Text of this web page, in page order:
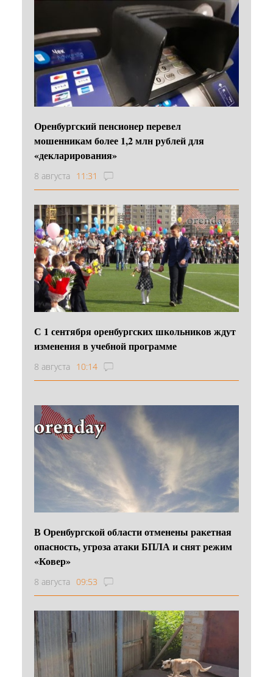
Оренбургский пенсионер перевел
мошенникам более 1,2 млн рублей для
«декларирования»
8 августа 11:31
С 1 сентября оренбургских школьников ждут
изменения в учебной программе
8 августа 10:14
В Оренбургской области отменены ракетная
опасность, угроза атаки БПЛА и снят режим
«Ковер»
8 августа 09:53